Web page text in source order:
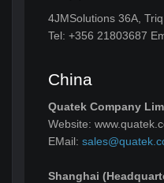
4JMSolutions 36A,
Tel: +356 21803687
China
Quatek Company
Website:
EMail:
Shanghai